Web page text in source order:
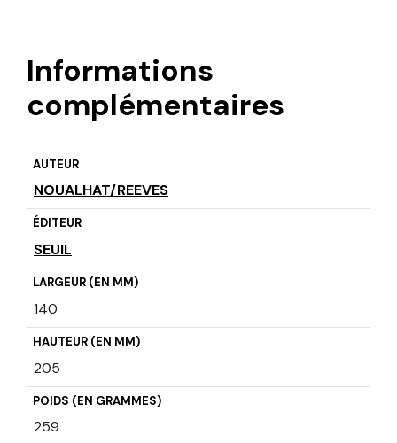
Informations
complémentaires
AUTEUR
NOUALHAT/REEVES
ÉDITEUR
SEUIL
LARGEUR (EN MM)
140
HAUTEUR (EN MM)
205
POIDS (EN GRAMMES)
259